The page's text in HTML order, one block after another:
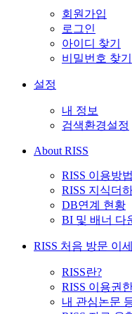
회원가입
로그인
아이디 찾기
비밀번호 찾기
설정
내 정보
검색환경설정
About RISS
RISS 이용방법
RISS 지식더하
DB연계 현황
BI 및 배너 다
RISS 처음 방문 이
RISS란?
RISS 이용권
내 관심논문